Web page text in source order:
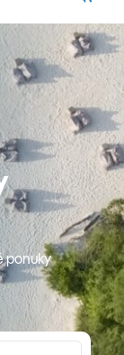
ponuky